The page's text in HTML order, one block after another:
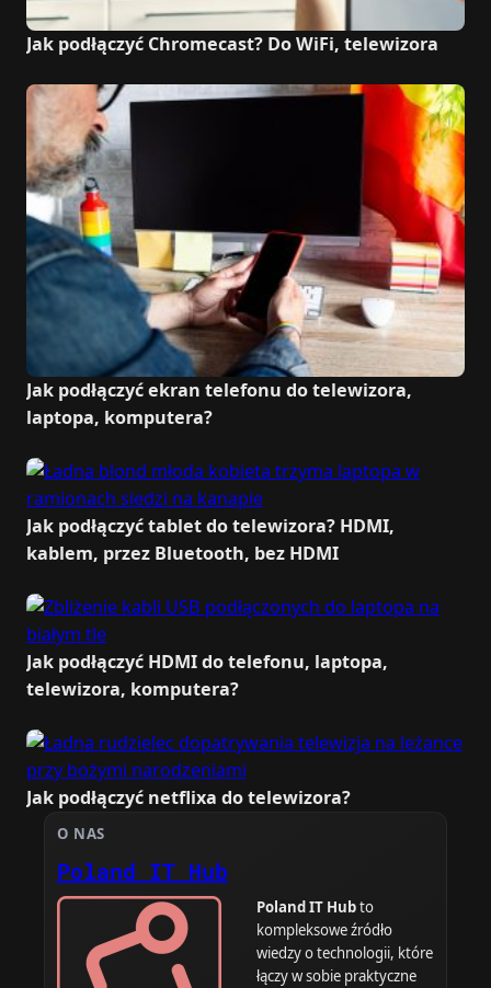
Jak podłączyć Chromecast? Do WiFi, telewizora
Jak podłączyć ekran telefonu do telewizora,
laptopa, komputera?
Jak podłączyć tablet do telewizora? HDMI,
kablem, przez Bluetooth, bez HDMI
Jak podłączyć HDMI do telefonu, laptopa,
telewizora, komputera?
Jak podłączyć netflixa do telewizora?
O NAS
Poland IT Hub
Poland IT Hubto
kompleksowe źródło
wiedzy o technologii, które
łączy w sobie praktyczne